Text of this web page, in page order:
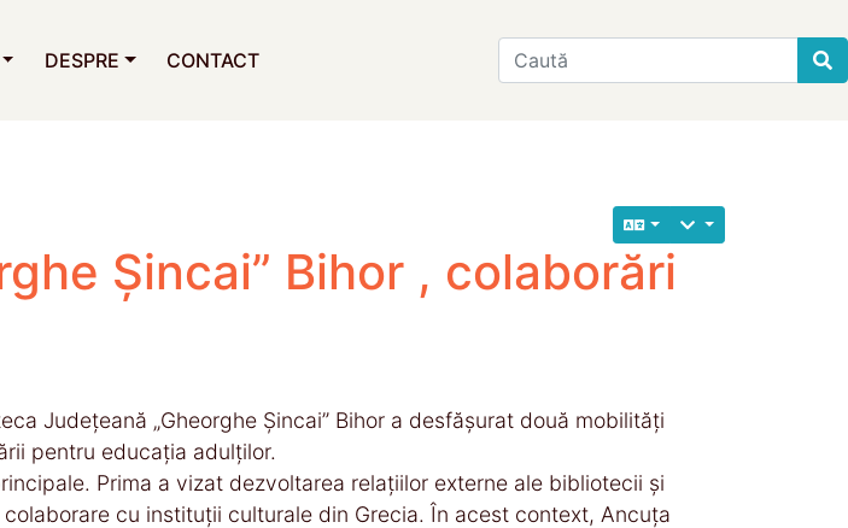
DESPRE CONTACT
Find
Șincai” Bihor , colaborări
Județeană „Gheorghe Șincai” Bihor a desfășurat două mobilități
pentru educația adulților.
Prima a vizat dezvoltarea relațiilor externe ale bibliotecii și
cu instituții culturale din Grecia. În acest context, Ancuța